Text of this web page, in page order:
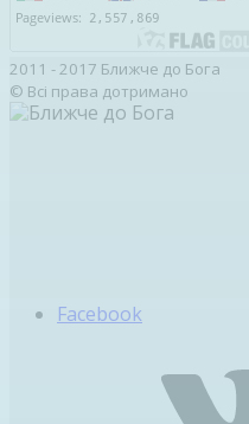
2011 - 2017 Ближче до Бога
© Всі права дотримано
Facebook